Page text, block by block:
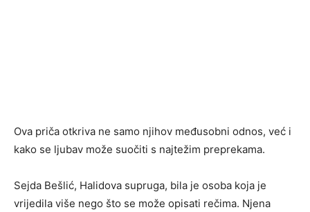
Ova priča otkriva ne samo njihov međusobni odnos, već i
kako se ljubav može suočiti s najtežim preprekama.
Sejda Bešlić, Halidova supruga, bila je osoba koja je
vrijedila više nego što se može opisati rečima. Njena